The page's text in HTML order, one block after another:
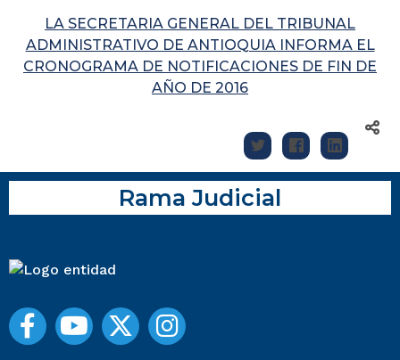
LA SECRETARIA GENERAL DEL TRIBUNAL
ADMINISTRATIVO DE ANTIOQUIA INFORMA EL
CRONOGRAMA DE NOTIFICACIONES DE FIN DE
AÑO DE 2016
Rama Judicial